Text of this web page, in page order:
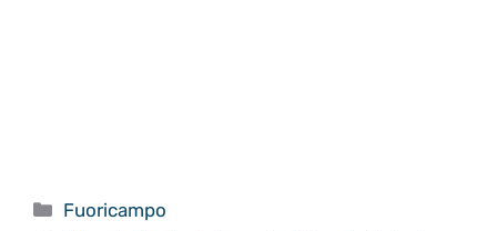
Categorie
Fuoricampo